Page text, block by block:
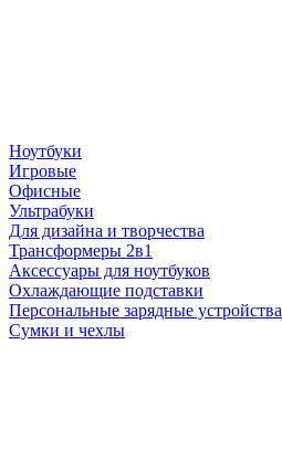
Ноутбуки
Игровые
Офисные
Ультрабуки
Для дизайна и творчества
Трансформеры 2в1
Аксессуары для ноутбуков
Охлаждающие подставки
Персональные зарядные устройства
Сумки и чехлы